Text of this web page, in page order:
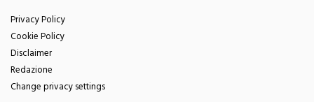
Privacy Policy
Cookie Policy
Disclaimer
Redazione